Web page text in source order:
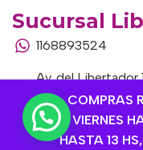
COMPRAS
VIERNES
HASTA 13
Sucursal
1168893524
Av. del Libertador
Buenos Aires
Lunes a Viernes de